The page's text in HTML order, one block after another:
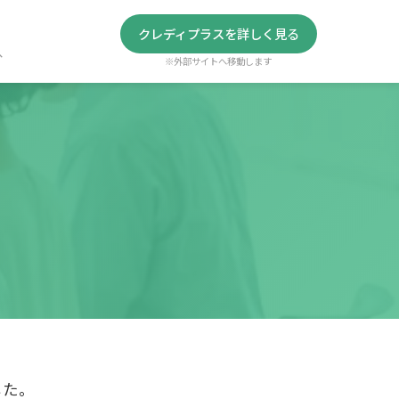
クレディプラスを詳しく見る
※外部サイトへ移動します
。